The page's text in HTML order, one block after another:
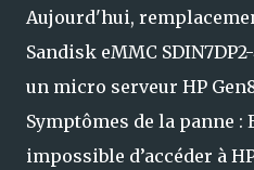
Aujourd'hui,
Sandisk eMMC
un micro serveur HP
Symptômes de la panne :
impossible d’accéder à